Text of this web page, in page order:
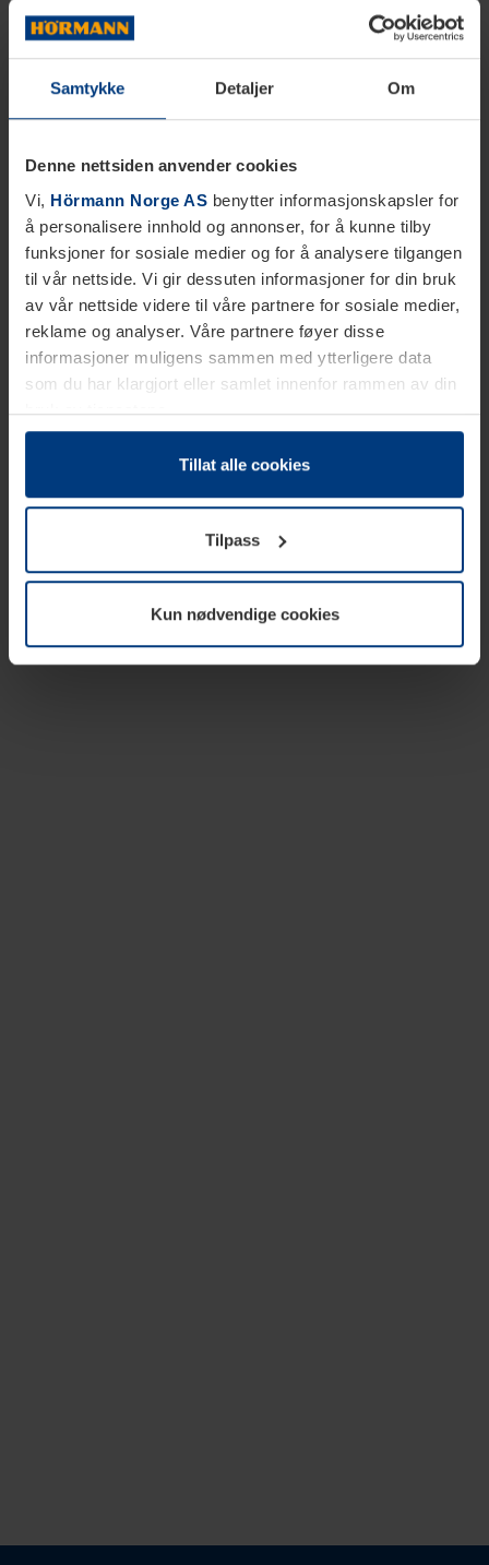
Samtykke Detaljer Om
Denne nettsiden anvender cookies
Vi, Hörmann Norge AS benytter informasjonskapsler for
å personalisere innhold og annonser, for å kunne tilby
funksjoner for sosiale medier og for å analysere tilgangen
til vår nettside. Vi gir dessuten informasjoner for din bruk
av vår nettside videre til våre partnere for sosiale medier,
reklame og analyser. Våre partnere føyer disse
informasjoner muligens sammen med ytterligere data
som du har klargjort eller samlet innenfor rammen av din
bruk av tjenestene.
Etter loven kan vi lagre informasjonskapsler på din
datamaskin, hvis disse er absolutt nødvendig for drift av
trenger vi din tillatelse. Du kan når som helst endre eller
tilbakekalle ditt samtykke i forklaringen av
informasjonskapselen på sidenPersonvernerklæringpå
Tillat alle cookies
Tilpass
Kun nødvendige cookies